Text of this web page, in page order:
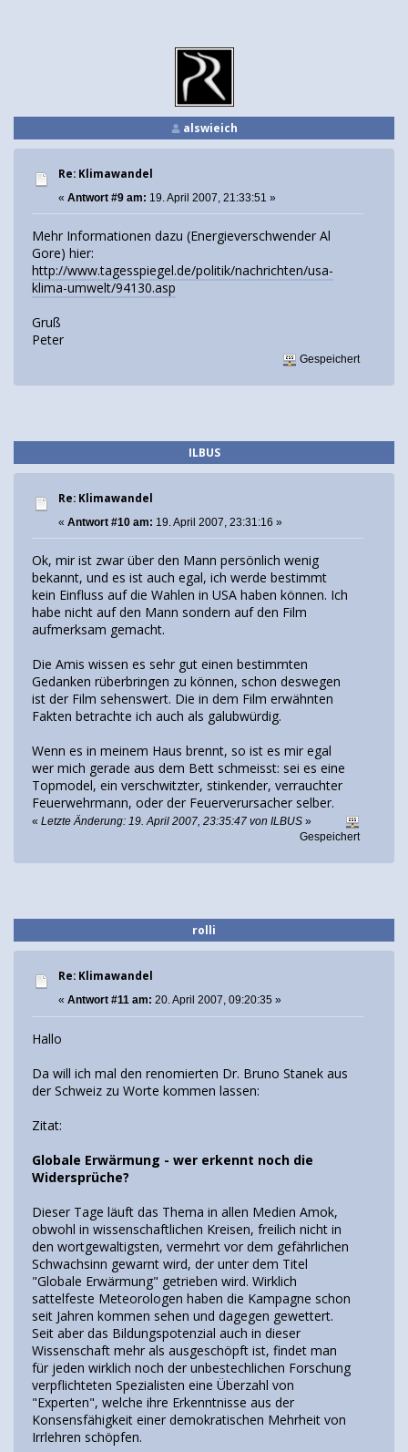
alswieich
Re: Klimawandel
« Antwort #9 am: 19. April 2007, 21:33:51 »
Mehr Informationen dazu (Energieverschwender Al
Gore) hier:
http://www.tagesspiegel.de/politik/nachrichten/usa-
klima-umwelt/94130.asp
Gruß
Peter
Gespeichert
ILBUS
Re: Klimawandel
« Antwort #10 am: 19. April 2007, 23:31:16 »
Ok, mir ist zwar über den Mann persönlich wenig
bekannt, und es ist auch egal, ich werde bestimmt
kein Einfluss auf die Wahlen in USA haben können. Ich
habe nicht auf den Mann sondern auf den Film
aufmerksam gemacht.
Die Amis wissen es sehr gut einen bestimmten
Gedanken rüberbringen zu können, schon deswegen
ist der Film sehenswert. Die in dem Film erwähnten
Fakten betrachte ich auch als galubwürdig.
Wenn es in meinem Haus brennt, so ist es mir egal
wer mich gerade aus dem Bett schmeisst: sei es eine
Topmodel, ein verschwitzter, stinkender, verrauchter
Feuerwehrmann, oder der Feuerverursacher selber.
« Letzte Änderung: 19. April 2007, 23:35:47 von ILBUS »
Gespeichert
rolli
Re: Klimawandel
« Antwort #11 am: 20. April 2007, 09:20:35 »
Hallo
Da will ich mal den renomierten Dr. Bruno Stanek aus
der Schweiz zu Worte kommen lassen:
Zitat:
Globale Erwärmung - wer erkennt noch die
Widersprüche?
Dieser Tage läuft das Thema in allen Medien Amok,
obwohl in wissenschaftlichen Kreisen, freilich nicht in
den wortgewaltigsten, vermehrt vor dem gefährlichen
Schwachsinn gewarnt wird, der unter dem Titel
"Globale Erwärmung" getrieben wird. Wirklich
sattelfeste Meteorologen haben die Kampagne schon
seit Jahren kommen sehen und dagegen gewettert.
Seit aber das Bildungspotenzial auch in dieser
Wissenschaft mehr als ausgeschöpft ist, findet man
für jeden wirklich noch der unbestechlichen Forschung
verpflichteten Spezialisten eine Überzahl von
"Experten", welche ihre Erkenntnisse aus der
Konsensfähigkeit einer demokratischen Mehrheit von
Irrlehren schöpfen.